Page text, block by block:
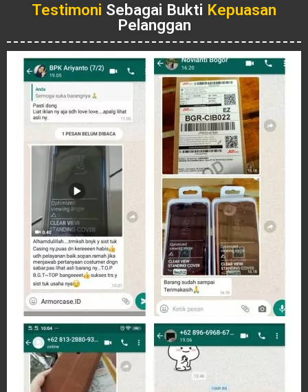
Testimoni Sebagai Bukti Kepuasan
Pelanggan